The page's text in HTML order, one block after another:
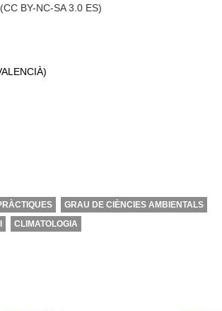
BY-NC-SA 3.0 ES)
GRAU DE CIÈNCIES AMBIENTALS
CLIMATOLOGIA